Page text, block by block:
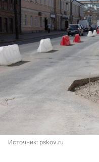
Источник: pskov.ru